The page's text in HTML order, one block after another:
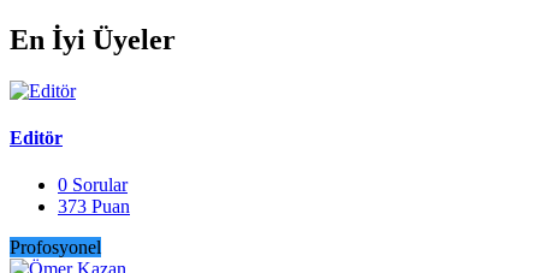
En İyi Üyeler
Editör
0 Sorular
373 Puan
Profosyonel